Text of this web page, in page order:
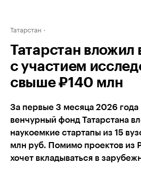
Татарстан
Татарстан вложил
с участием
свыше ₽140 млн
За первые 3 месяца 2026
венчурный фонд Татарстана
наукоемкие стартапы из 15
млн руб. Помимо проектов из
хочет вкладываться в